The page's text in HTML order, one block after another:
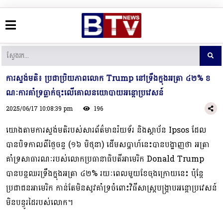
ការស្ទង់មតិ៖ ប្រជាប្រិយភាពលោក Trump នៅទ្រឹងក្នុងអត្រា ៤២% ខ
ណៈការគាំទ្រធ្លាក់ចុះលើគោលនយោបាយអន្តោប្រវេសន៍
2025/06/17 10:08:39 pm 196
យោងតាមការស្ទង់មតិរបស់សារព័ត៌មានរ៉យទ័រ និងស្ថាប័ន Ipsos ដែល
បានបិទកាលពីថ្ងៃចន្ទ (១៦ មិថុនា) ដើមសប្ដាហ៍នេះបានបង្ហាញថា អត្រា
គាំទ្រសាធារណៈរបស់លោកប្រធានាធិបតីអាមេរិក Donald Trump
បានបន្តឈរទ្រឹងក្នុងអត្រា ៤២% រយៈពេលមួយខែចុងក្រោយនេះ ប៉ុន្តែ
ប្រជាជនអាមេរិក កាន់តែមិនសូវគាំទ្រចំពោះវិធីសាស្រ្តបង្ក្រាបអន្តោប្រវេសន៍
មិនបន្ធូរដៃរបស់លោក។